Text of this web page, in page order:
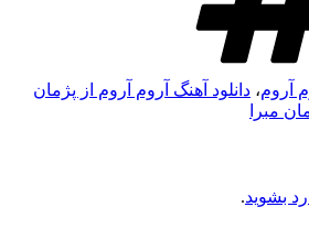
آروم،دانلود آهنگ آروم آروم از پژمان
مبرا
بشوید.